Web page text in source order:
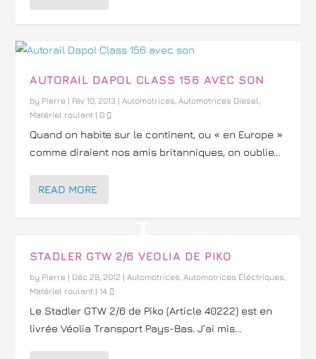
AUTORAIL DAPOL CLASS 156 AVEC SON
by Pierre | Fév 10, 2013 |Automotrices,Automotrices Diesel,
Matériel roulant |0
Quand on habite sur le continent, ou « en Europe »
comme diraient nos amis britanniques, on oublie...
READ MORE
STADLER GTW 2/6 VEOLIA DE PIKO
by Pierre | Déc 28, 2012 |Automotrices,Automotrices Éléctriques,
Matériel roulant | 14
Le Stadler GTW 2/6 de Piko (Article 40222) est en
livrée Véolia Transport Pays-Bas. J’ai mis...